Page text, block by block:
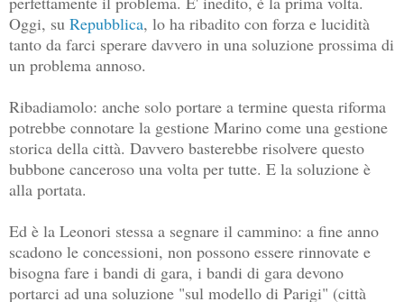
Oggi, su Repubblica, lo ha ribadito con forza e lucidità
tanto da farci sperare davvero in una soluzione prossima di
un problema annoso.
Ribadiamolo: anche solo portare a termine questa riforma
potrebbe connotare la gestione Marino come una gestione
storica della città. Davvero basterebbe risolvere questo
bubbone canceroso una volta per tutte. E la soluzione è
alla portata.
Ed è la Leonori stessa a segnare il cammino: a fine anno
scadono le concessioni, non possono essere rinnovate e
bisogna fare i bandi di gara, i bandi di gara devono
portarci ad una soluzione "sul modello di Parigi" (città